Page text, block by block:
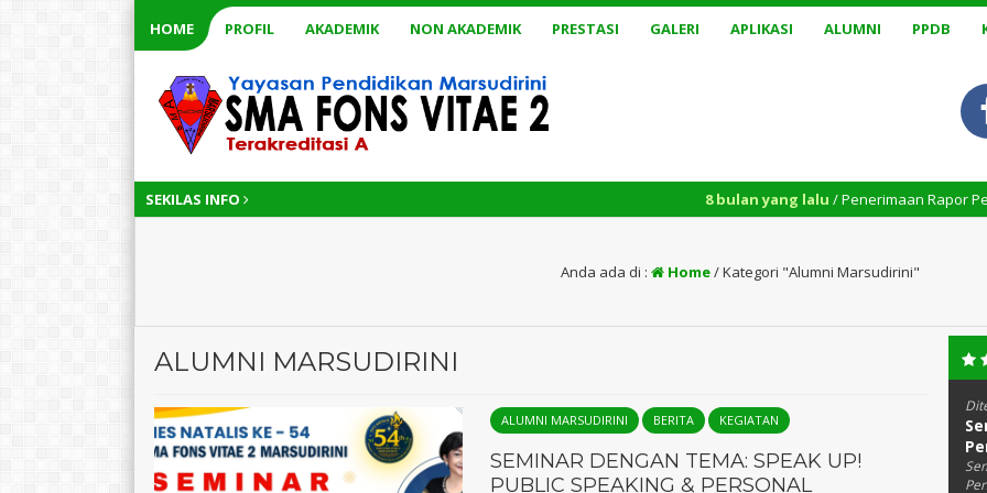
HOME PROFIL AKADEMIK NON AKADEMIK PRESTASI GALERI APLIKASI ALUMNI PPDB
SEKILAS INFO 8 bulan yang lalu/ Penerimaan Rapor Penilaian
Anda ada di : Home/Kategori "Alumni Marsudirini"
ALUMNI MARSUDIRINI
ALUMNI MARSUDIRINI BERITA KEGIATAN
SEMINAR DENGAN TEMA: SPEAK UP!
PUBLIC SPEAKING & PERSONAL